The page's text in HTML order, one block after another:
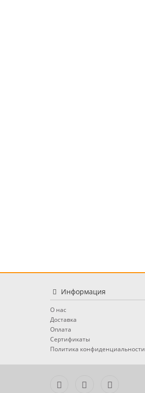
Информация
О нас
Доставка
Оплата
Сертификаты
Политика конфиденциальности